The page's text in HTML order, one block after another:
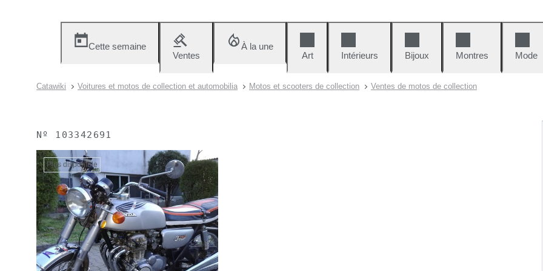
Cette semaine
Ventes
À la une
Art
Intérieurs Bijoux Montres Mode
Catawiki Voitures et motos de collection et automobilia Motos et scooters de collection Ventes de motos de collection
Nº 103342691
Plus disponible